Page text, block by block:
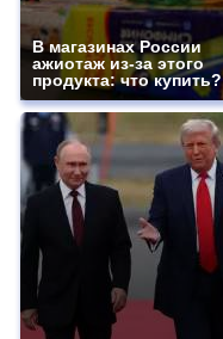
В магазинах России
ажиотаж из-за этого
продукта: что купить?